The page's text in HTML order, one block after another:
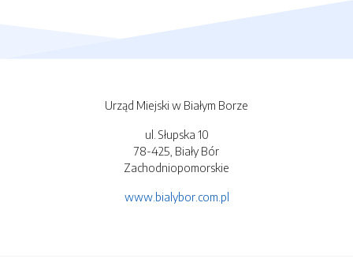
Urząd Miejski w Białym Borze
ul. Słupska 10
78-425, Biały Bór
Zachodniopomorskie
www.bialybor.com.pl